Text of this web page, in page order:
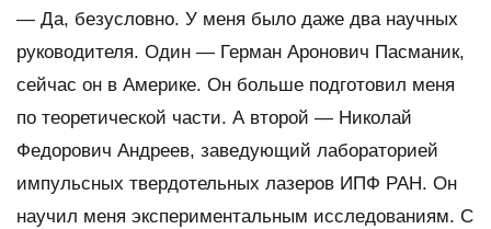
— Да, безусловно. У меня было даже два научных
руководителя. Один — Герман Аронович Пасманик,
сейчас он в Америке. Он больше подготовил меня
по теоретической части. А второй — Николай
Федорович Андреев, заведующий лабораторией
импульсных твердотельных лазеров ИПФ РАН. Он
научил меня экспериментальным исследованиям. С